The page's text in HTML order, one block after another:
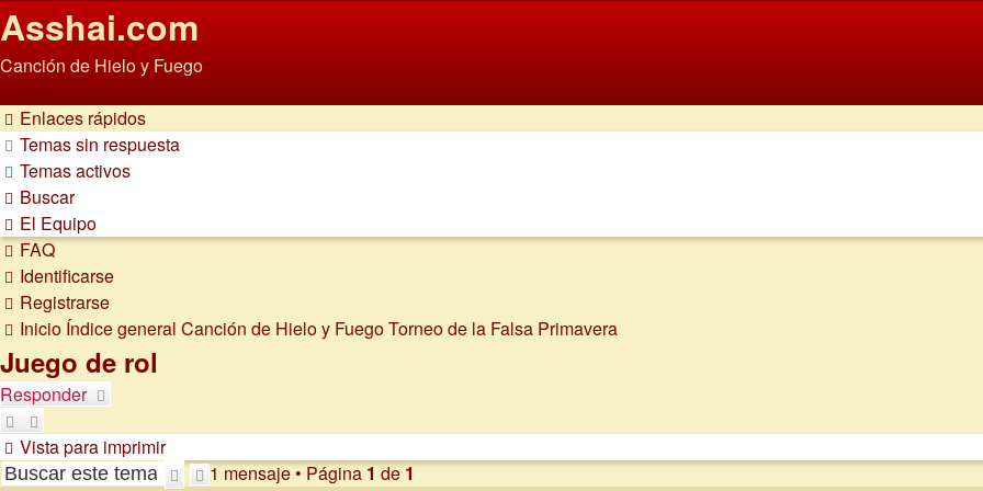
Asshai.com
Canción de Hielo y Fuego
Enlaces rápidos
Temas sin respuesta
Temas activos
Buscar
El Equipo
FAQ
Identificarse
Registrarse
Inicio Índice general Canción de Hielo y FuegoTorneo de la Falsa Primavera
Juego de rol
Responder
Vista para imprimir
Buscar
Búsqueda
1 mensaje • Página 1 de 1